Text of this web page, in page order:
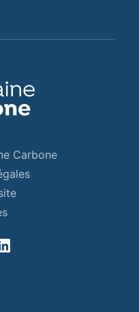
de ce
cliquez sur le lien
Carbone